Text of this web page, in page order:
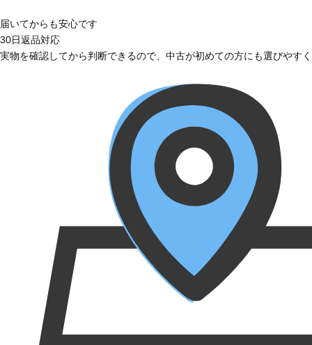
届いてからも安心です
30日返品対応
実物を確認してから判断できるので、中古が初めての方にも選びやす